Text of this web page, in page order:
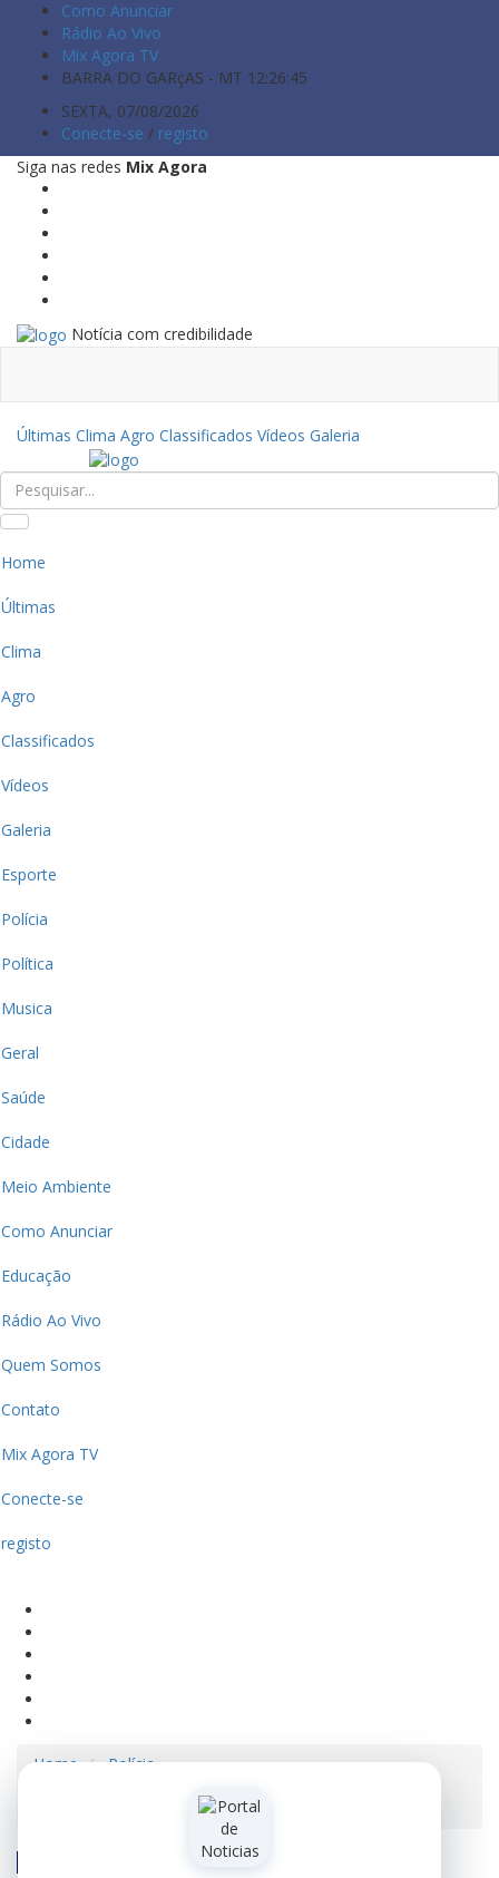
Como Anunciar
Rádio Ao Vivo
Mix Agora TV
BARRA DO GARçAS - MT 12:26:47
SEXTA, 07/08/2026
Conecte-se / registo
Siga nas redes Mix Agora
Notícia com credibilidade
Últimas Clima Agro Classificados Vídeos Galeria
Home
Últimas
Clima
Agro
Classificados
Vídeos
Galeria
Esporte
Polícia
Política
Musica
Geral
Saúde
Cidade
Meio Ambiente
Como Anunciar
Educação
Rádio Ao Vivo
Quem Somos
Contato
Mix Agora TV
Conecte-se
registo
Home
Polícia
brinquedos que seriam distribuídos por facção